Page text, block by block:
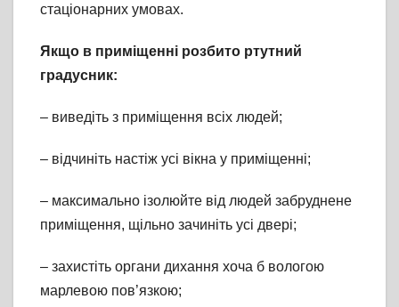
стаціонарних умовах.
Якщо в приміщенні розбито ртутний
градусник:
– виведіть з приміщення всіх людей;
– відчиніть настіж усі вікна у приміщенні;
– максимально ізолюйте від людей забруднене
приміщення, щільно зачиніть усі двері;
– захистіть органи дихання хоча б вологою
марлевою пов’язкою;